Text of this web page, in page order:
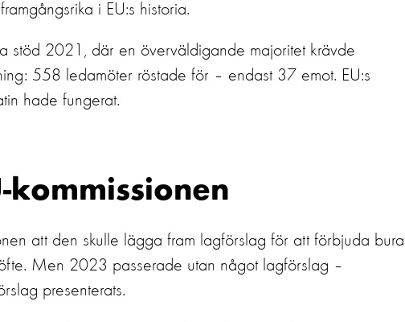
i EU:s historia.
stöd 2021, där en överväldigande majoritet krävde
558 ledamöter röstade för – endast 37 emot. EU:s
hade fungerat.
kommissionen
att den skulle lägga fram lagförslag för att förbjuda
Men 2023 passerade utan något lagförslag –
presenterats.